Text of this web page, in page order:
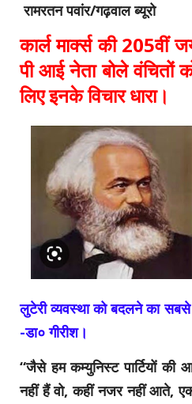
रामरतन पवांर/गढ़वाल ब्यूरो
कार्ल मार्क्स की
पी आई नेता बोले वंचितों
लिए इनके विचार धारा।
लुटेरी व्यवस्था को बदलने का सबसे
-डा० गीरीश।
“जैसे हम कम्युनिस्ट पार्टियों
नहीं हैं वो, कहीं नजर नहीं आते,